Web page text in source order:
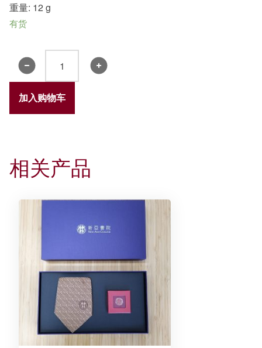
重量: 12 g
有货
金
属
量
加入购物车
相关产品